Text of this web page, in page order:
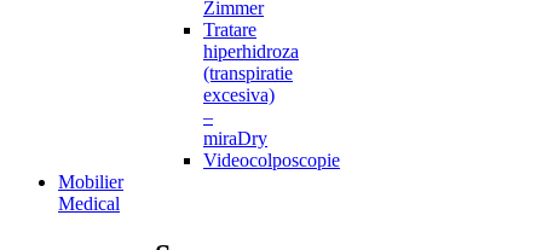
laser
Zimmer
Tratare
hiperhidroza
(transpiratie
excesiva)
–
miraDry
Mobilier